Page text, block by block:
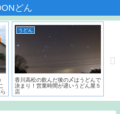
どん
うどん
香川高松の飲んだ後の〆はうどんで
決まり！営業時間が遅いうどん屋５
店